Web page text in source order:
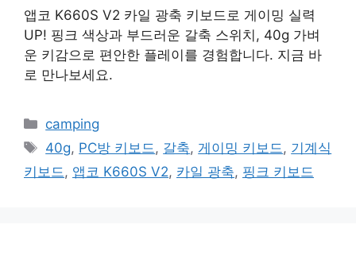
앱코 K660S V2 카일 광축 키보드로 게이밍 실력
UP! 핑크 색상과 부드러운 갈축 스위치, 40g 가벼
운 키감으로 편안한 플레이를 경험합니다. 지금 바
로 만나보세요.
카
테
리
camping
태
그
40g, PC방 키보드 , 갈축, 게이밍 키보드 , 기계식
키보드 , 앱코 K660S V2, 카일 광축, 핑크 키보드